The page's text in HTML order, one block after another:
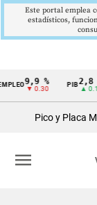
Cintillo
Colombia
9,9 %
▼ 0.30
2,8 %
▲ 0.10
Pico y Placa
menu
Este portal emplea
estadísticos,